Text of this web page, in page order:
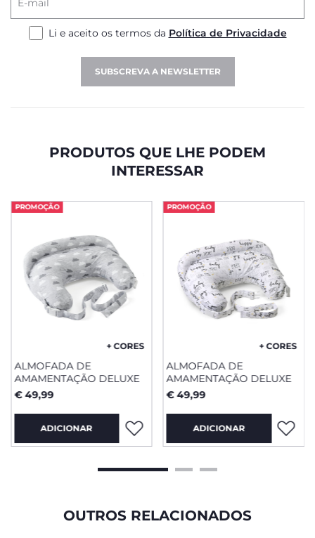
E-mail
Li e aceito os termos da Política de Privacidade
SUBSCREVA A NEWSLETTER
PRODUTOS QUE LHE PODEM
INTERESSAR
PROMOÇÃO
+ CORES
ALMOFADA DE
AMAMENTAÇÃO DELUXE
€ 49,99
ADICIONAR
PROMOÇÃO
+ CORES
ALMOFADA DE
AMAMENTAÇÃO DELUXE
€ 49,99
ADICIONAR
OUTROS RELACIONADOS